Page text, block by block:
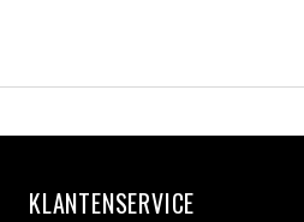
KLANTENSERVICE